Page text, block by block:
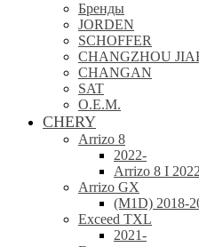
Бренды
JORDEN
SCHOFFER
CHANGZHOU
CHANGAN
SAT
O.E.M.
CHERY
Arrizo 8
2022-
Arrizo 8 I
Arrizo GX
(M1D) 2018-
Exceed TXL
2021-